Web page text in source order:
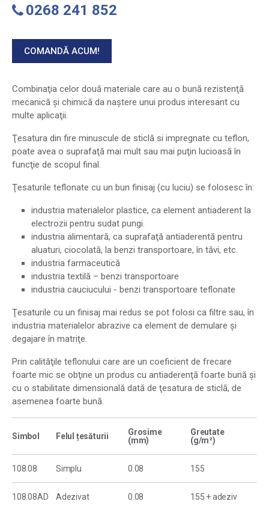
0268 241 852
COMANDĂ ACUM!
Combinaţia celor două materiale care au o bună rezistenţă
mecanică şi chimică da naştere unui produs interesant cu
multe aplicaţii.
Ţesatura din fire minuscule de sticlă si impregnate cu teflon,
poate avea o suprafaţă mai mult sau mai puţin lucioasă în
funcţie de scopul final.
Ţesaturile teflonate cu un bun finisaj (cu luciu) se folosesc în:
industria materialelor plastice, ca element antiaderent la
electrozii pentru sudat pungi.
industria alimentară, ca suprafaţă antiaderentă pentru
aluaturi, ciocolată, la benzi transportoare, în tăvi, etc.
industria farmaceutică
industria textilă – benzi transportoare
industria cauciucului - benzi transportoare teflonate
Ţesaturile cu un finisaj mai redus se pot folosi ca filtre sau, în
industria materialelor abrazive ca element de demulare şi
degajare în matriţe.
Prin calităţile teflonului care are un coeficient de frecare
foarte mic se obţine un produs cu antiaderenţă foarte bună şi
cu o stabilitate dimensională dată de ţesatura de sticlă, de
asemenea foarte bună.
Simbol Felul țesăturii
Grosime
(mm)
Greutate
(g/m²)
108.08 Simplu 0.08 155
108.08AD Adezivat 0.08 155 + adeziv